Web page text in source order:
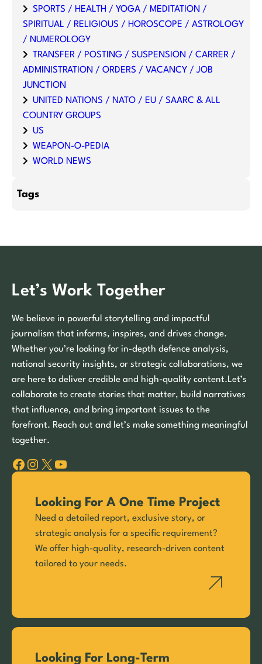
SPORTS / HEALTH / YOGA / MEDITATION /
SPIRITUAL / RELIGIOUS / HOROSCOPE / ASTROLOGY
/ NUMEROLOGY
TRANSFER / POSTING / SUSPENSION / CARRER /
ADMINISTRATION / ORDERS / VACANCY / JOB
JUNCTION
UNITED NATIONS / NATO / EU / SAARC & ALL
COUNTRY GROUPS
US
WEAPON-O-PEDIA
WORLD NEWS
Tags
Let’s Work Together
We believe in powerful storytelling and impactful
journalism that informs, inspires, and drives change.
Whether you’re looking for in-depth defence analysis,
national security insights, or strategic collaborations, we
are here to deliver credible and high-quality content.Let’s
collaborate to create stories that matter, build narratives
that influence, and bring important issues to the
forefront. Reach out and let’s make something meaningful
together.
Facebook Instagram X YouTube
Looking For A One Time Project
Need a detailed report, exclusive story, or
strategic analysis for a specific requirement?
We offer high-quality, research-driven content
tailored to your needs.
Looking For Long-Term